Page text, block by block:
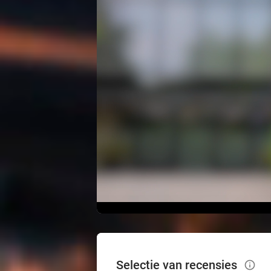
Selectie van recensies info_outlined